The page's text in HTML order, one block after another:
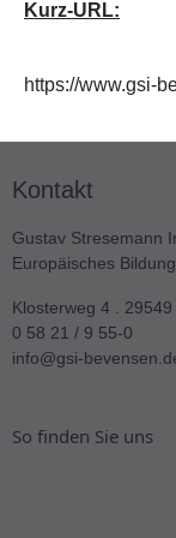
Kurz-URL:
https://www.gsi-
Kontakt
Gustav Stresemann
Europäisches
Klosterweg 4 .
0 58 21 / 9 55-0
info@gsi-
So finden Sie uns